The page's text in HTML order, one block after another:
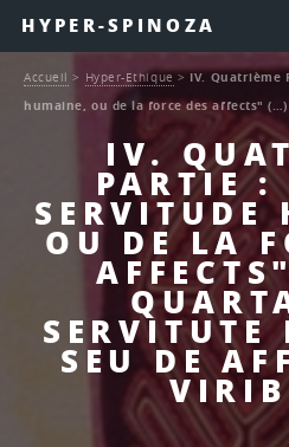
HYPER-SPINOZA
IV.
PARTIE
OU DE LA
SEU DE
Accueil > Hyper-Ethique>IV. Quatrième
humaine, ou de la force des affects" (…)